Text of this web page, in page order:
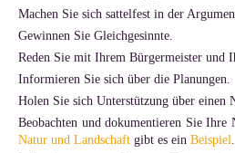
Machen Sie sich sattelfest in der
Gewinnen Sie Gleichgesinnte.
Reden Sie mit Ihrem Bürgermeister und
Informieren Sie sich über die Planungen.
Holen Sie sich Unterstützung über einen
Beobachten und dokumentieren Sie Ihre
Natur und Landschaft gibt es ein Beispiel